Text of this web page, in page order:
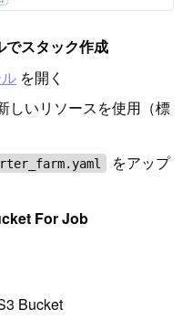
でスタック作成
を開く
しいリソースを使用（標
をアップ
For Job
Bucket